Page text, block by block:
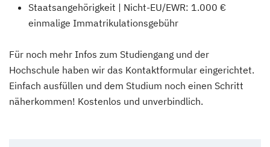
Staatsangehörigkeit | Nicht-EU/EWR: 1.000 €
einmalige Immatrikulationsgebühr
Für noch mehr Infos zum Studiengang und der
Hochschule haben wir das Kontaktformular eingerichtet.
Einfach ausfüllen und dem Studium noch einen Schritt
näherkommen! Kostenlos und unverbindlich.